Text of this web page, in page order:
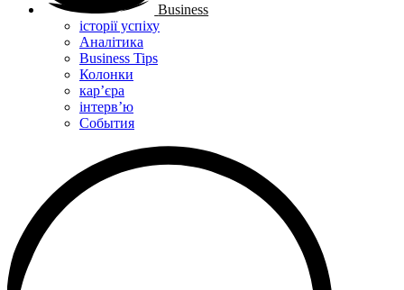
Business
історії успіху
Аналітика
Business Tips
Колонки
кар’єра
інтерв’ю
Cобытия